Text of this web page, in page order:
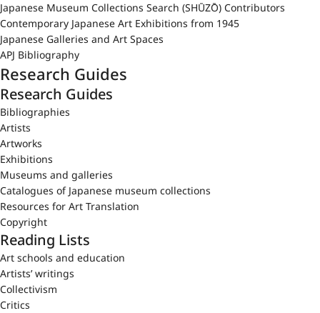
Japanese Museum Collections Search (SHŪZŌ) Contributors
Contemporary Japanese Art Exhibitions from 1945
Japanese Galleries and Art Spaces
APJ Bibliography
Research Guides
Research Guides
Bibliographies
Artists
Artworks
Exhibitions
Museums and galleries
Catalogues of Japanese museum collections
Resources for Art Translation
Copyright
Reading Lists
Art schools and education
Artists’ writings
Collectivism
Critics